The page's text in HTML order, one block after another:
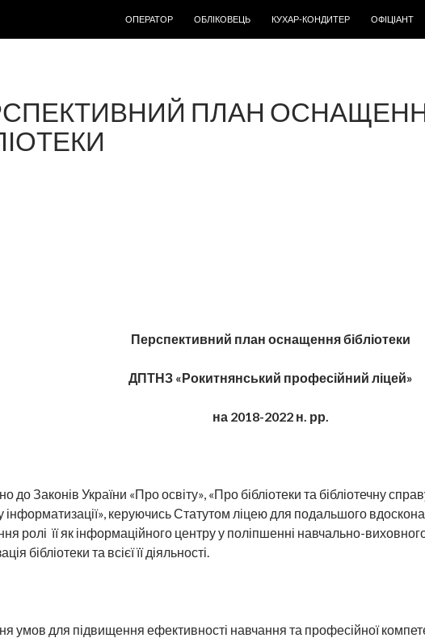
ОПЕРАТОР
ОБЛІКОВЕЦЬ КУХАР-КОНДИТЕР ОФІЦІАНТ
ПЛАН
Перспективний план оснащення бібліотеки
ДПТНЗ «Рокитнянський професійний ліцей»
на 2018-2022 н. рр.
до Законів України «Про освіту», «Про бібліотеки та бібліотечну
інформатизації», керуючись Статутом ліцею для подальшого
ролі її як інформаційного центру у поліпшенні навчально-
бібліотеки та всієї її діяльності.
умов для підвищення ефективності навчання та професійної